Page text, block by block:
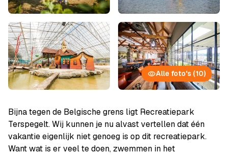
Alle foto's (10)
Bijna tegen de Belgische grens ligt Recreatiepark
Terspegelt. Wij kunnen je nu alvast vertellen dat één
vakantie eigenlijk niet genoeg is op dit recreatiepark.
Want wat is er veel te doen, zwemmen in het